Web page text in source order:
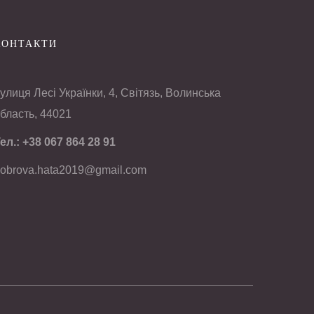
Лесі Українки, 4, Світязь, Волинська
44021
+38 067 864 28 91